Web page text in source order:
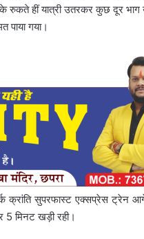
रुकते हीं यात्री उतरकर कुछ दूर
गया।
क्रांति सुपरफास्ट एक्सप्रेस ट्रेन
5 मिनट खड़ी रही।